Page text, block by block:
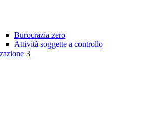
Burocrazia zero
Attività soggette a controllo
3